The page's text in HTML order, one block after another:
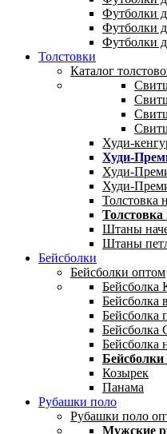
Футболки
Футболки
Футболки
Толстовки
Каталог
Худи-
Худи-
Худи-
Худи-
Толстовка
Толстовка
Штаны
Штаны
Бейсболки
Бейсболки оптом
Бейсболка
Бейсболка
Бейсболка
Бейсболка
Бейсболка
Козырек
Панама
Рубашки поло
Рубашки поло
Мужские